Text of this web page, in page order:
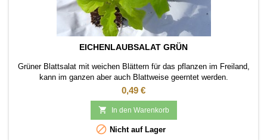
EICHENLAUBSALAT GRÜN
Grüner Blattsalat mit weichen Blättern für das pflanzen im Freiland,
kann im ganzen aber auch Blattweise geerntet werden.
Pflanzabstand ca 20 cm.
Preis
0,49 €
 In den Warenkorb
 Nicht auf Lager